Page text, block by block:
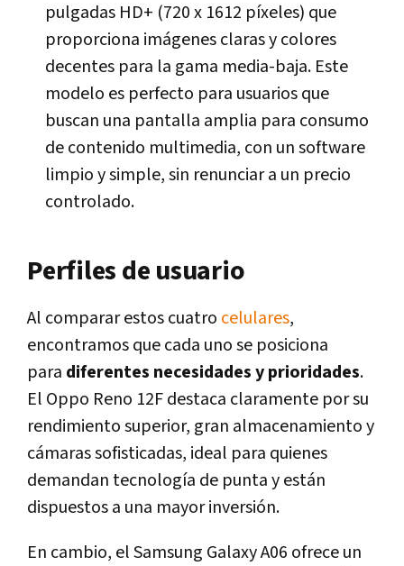
pulgadas HD+ (720 x 1612 píxeles) que
proporciona imágenes claras y colores
decentes para la gama media-baja. Este
modelo es perfecto para usuarios que
buscan una pantalla amplia para consumo
de contenido multimedia, con un software
limpio y simple, sin renunciar a un precio
controlado.
Perfiles de usuario
Al comparar estos cuatro celulares,
encontramos que cada uno se posiciona
para diferentes necesidades y prioridades.
El Oppo Reno 12F destaca claramente por su
rendimiento superior, gran almacenamiento y
cámaras sofisticadas, ideal para quienes
demandan tecnología de punta y están
dispuestos a una mayor inversión.
En cambio, el Samsung Galaxy A06 ofrece un